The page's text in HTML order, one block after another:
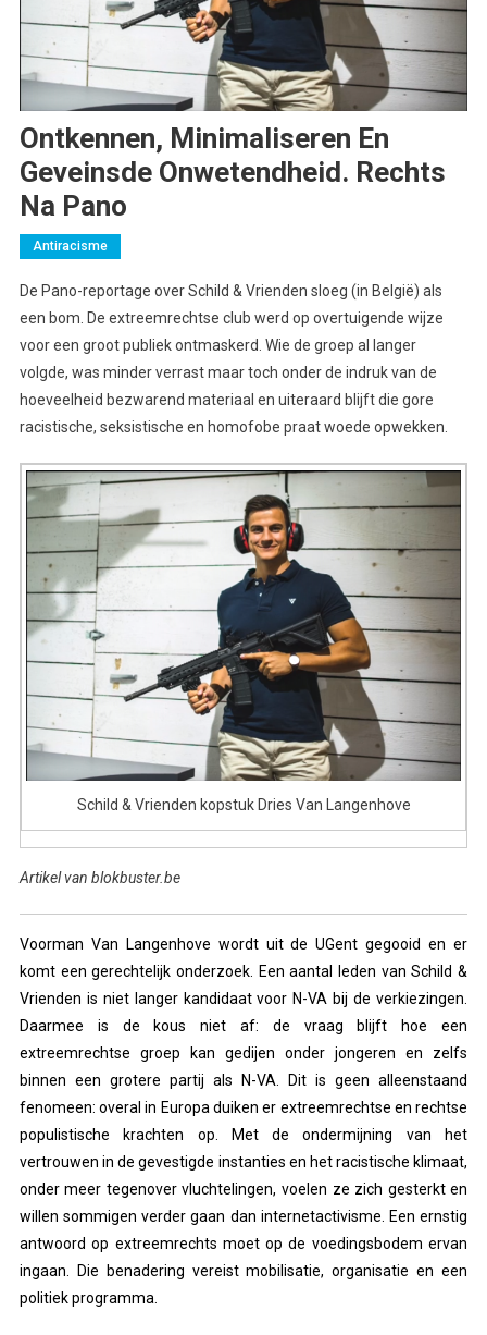
Ontkennen, Minimaliseren En
Geveinsde Onwetendheid. Rechts
Na Pano
Antiracisme
De Pano-reportage over Schild & Vrienden sloeg (in België) als
een bom. De extreemrechtse club werd op overtuigende wijze
voor een groot publiek ontmaskerd. Wie de groep al langer
volgde, was minder verrast maar toch onder de indruk van de
hoeveelheid bezwarend materiaal en uiteraard blijft die gore
racistische, seksistische en homofobe praat woede opwekken.
Schild & Vrienden kopstuk Dries Van Langenhove
Artikel van blokbuster.be
Voorman Van Langenhove wordt uit de UGent gegooid en er
komt een gerechtelijk onderzoek. Een aantal leden van Schild &
Vrienden is niet langer kandidaat voor N-VA bij de verkiezingen.
Daarmee is de kous niet af: de vraag blijft hoe een
extreemrechtse groep kan gedijen onder jongeren en zelfs
binnen een grotere partij als N-VA. Dit is geen alleenstaand
fenomeen: overal in Europa duiken er extreemrechtse en rechtse
populistische krachten op. Met de ondermijning van het
vertrouwen in de gevestigde instanties en het racistische klimaat,
onder meer tegenover vluchtelingen, voelen ze zich gesterkt en
willen sommigen verder gaan dan internetactivisme. Een ernstig
antwoord op extreemrechts moet op de voedingsbodem ervan
ingaan. Die benadering vereist mobilisatie, organisatie en een
politiek programma.